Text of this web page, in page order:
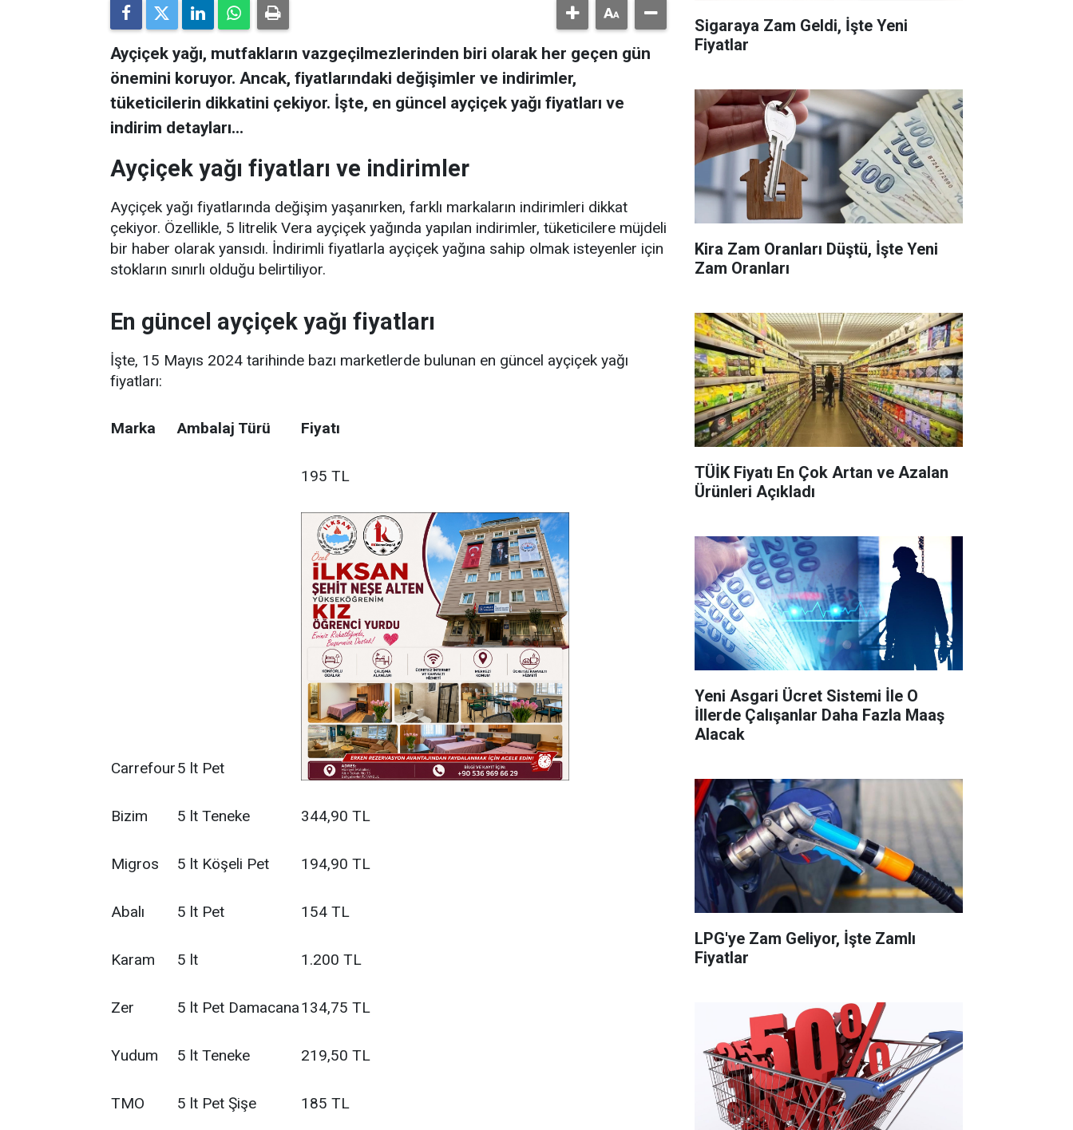
Ayçiçek yağı, mutfakların vazgeçilmezlerinden biri olarak her geçen gün
önemini koruyor. Ancak, fiyatlarındaki değişimler ve indirimler,
tüketicilerin dikkatini çekiyor. İşte, en güncel ayçiçek yağı fiyatları ve
indirim detayları...
Ayçiçek yağı fiyatları ve indirimler
Ayçiçek yağı fiyatlarında değişim yaşanırken, farklı markaların indirimleri dikkat
çekiyor. Özellikle, 5 litrelik Vera ayçiçek yağında yapılan indirimler, tüketicilere müjdeli
bir haber olarak yansıdı. İndirimli fiyatlarla ayçiçek yağına sahip olmak isteyenler için
stokların sınırlı olduğu belirtiliyor.
En güncel ayçiçek yağı fiyatları
İşte, 15 Mayıs 2024 tarihinde bazı marketlerde bulunan en güncel ayçiçek yağı
fiyatları:
Marka Ambalaj Türü Fiyatı
Carrefour5 lt Pet
195 TL
Bizim 5 lt Teneke 344,90 TL
Migros 5 lt Köşeli Pet 194,90 TL
Abalı 5 lt Pet 154 TL
Karam 5 lt 1.200 TL
Zer 5 lt Pet Damacana134,75 TL
Yudum 5 lt Teneke 219,50 TL
TMO 5 lt Pet Şişe 185 TL
Sigaraya Zam Geldi, İşte Yeni
Fiyatlar
Kira Zam Oranları Düştü, İşte Yeni
Zam Oranları
TÜİK Fiyatı En Çok Artan ve Azalan
Ürünleri Açıkladı
Yeni Asgari Ücret Sistemi İle O
İllerde Çalışanlar Daha Fazla Maaş
Alacak
LPG'ye Zam Geliyor, İşte Zamlı
Fiyatlar